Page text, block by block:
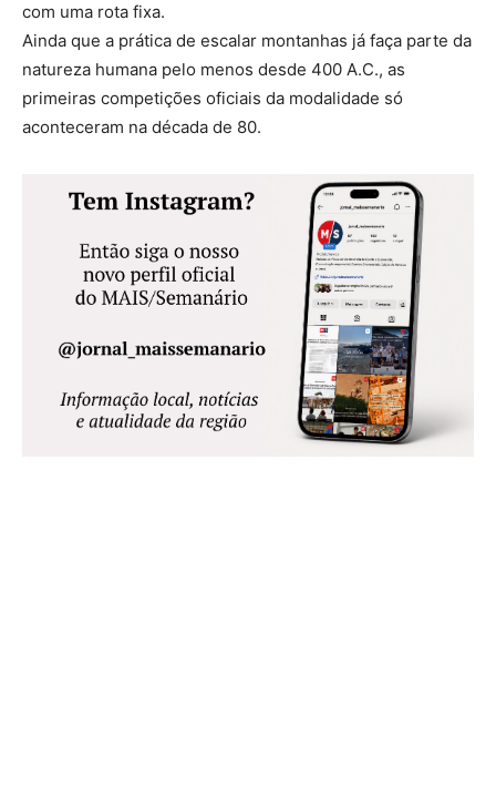
com uma rota fixa.
Ainda que a prática de escalar montanhas já faça parte da
natureza humana pelo menos desde 400 A.C., as
primeiras competições oficiais da modalidade só
aconteceram na década de 80.